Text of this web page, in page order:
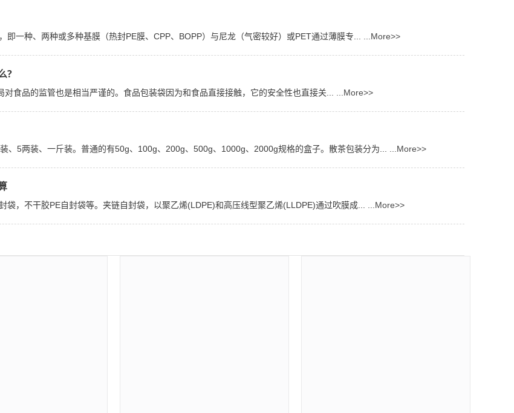
一种、两种或多种基膜（热封PE膜、CPP、BOPP）与尼龙（气密较好）或PET通过薄膜专... ...More>>
?
食品的监管也是相当严谨的。食品包装袋因为和食品直接接触，它的安全性也直接关... ...More>>
、5两装、一斤装。普通的有50g、100g、200g、500g、1000g、2000g规格的盒子。散茶包装分为... ...More>>
，不干胶PE自封袋等。夹链自封袋，以聚乙烯(LDPE)和高压线型聚乙烯(LLDPE)通过吹膜成... ...More>>